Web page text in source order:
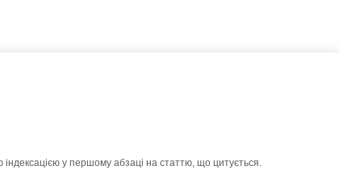
у першому абзаці на статтю, що цитується.